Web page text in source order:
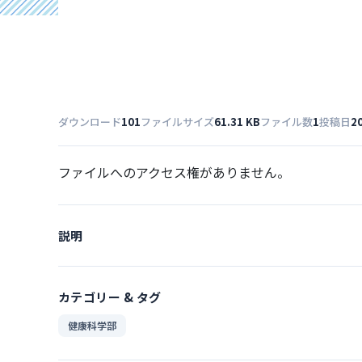
ダウンロード101ファイルサイズ61.31 KBファイル数1投稿日
ファイルへのアクセス権がありません。
説明
カテゴリー & タグ
健康科学部